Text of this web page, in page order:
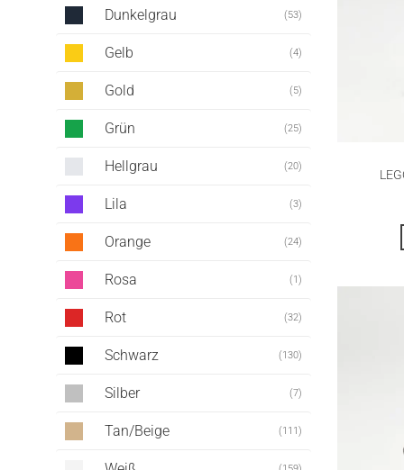
Dunkelgrau (53)
Gelb (4)
Gold (5)
Grün (25)
Hellgrau (20)
Lila (3)
Orange (24)
Rosa (1)
Rot (32)
Schwarz (130)
Silber (7)
Tan/Beige (111)